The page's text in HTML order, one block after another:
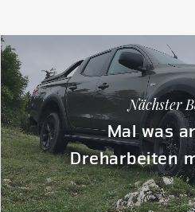
Nächster
Mal was
Dreharbeiten